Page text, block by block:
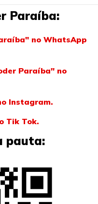
Paraíba:
no WhatsApp
Paraíba" no
Instagram.
Tik Tok.
pauta: